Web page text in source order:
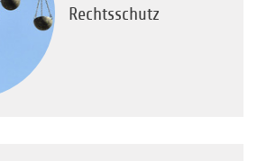
Rechtsschutz